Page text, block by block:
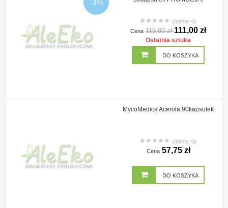
-3%
(opinie: 0)
Cena 115,00 zł111,00 zł
Ostatnia sztuka
DO KOSZYKA
MycoMedica Acerola 90kapsułek
(opinie: 0)
Cena 57,75 zł
DO KOSZYKA